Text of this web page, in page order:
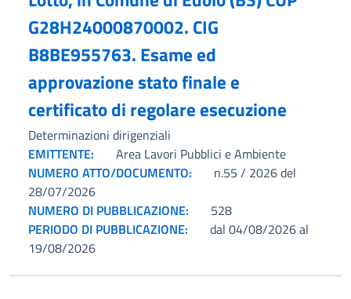
G28H24000870002. CIG
B8BE955763. Esame ed
approvazione stato finale e
certificato di regolare esecuzione
Determinazioni dirigenziali
EMITTENTE:
Area Lavori Pubblici e Ambiente
NUMERO ATTO/DOCUMENTO:
n.55 / 2026 del
28/07/2026
NUMERO DI PUBBLICAZIONE:
528
PERIODO DI PUBBLICAZIONE:
dal 04/08/2026 al
19/08/2026